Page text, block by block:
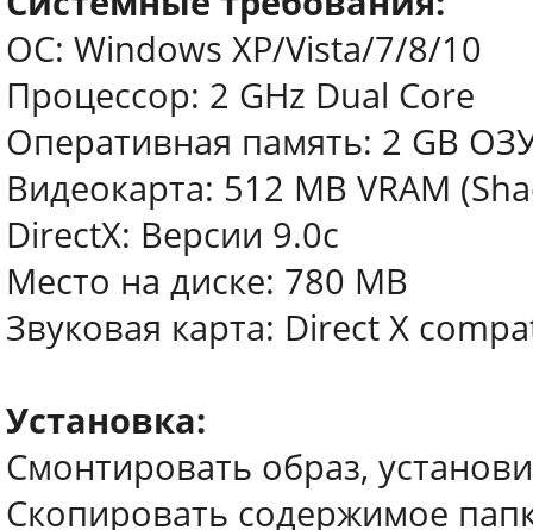
ОС: Windows XP/Vista/7/8/10
Процессор: 2 GHz Dual Core
Оперативная память: 2 GB
Видеокарта: 512 MB VRAM
DirectX: Версии 9.0c
Место на диске: 780 MB
Звуковая карта: Direct X
Установка:
Смонтировать образ,
Скопировать содержимое